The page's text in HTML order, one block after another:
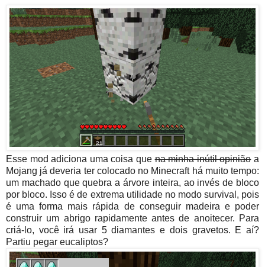
Esse mod adiciona uma coisa quena minha inútil opiniãoa
Mojang já deveria ter colocado no Minecraft há muito tempo:
um machado que quebra a árvore inteira, ao invés de bloco
por bloco. Isso é de extrema utilidade no modo survival, pois
é uma forma mais rápida de conseguir madeira e poder
construir um abrigo rapidamente antes de anoitecer. Para
criá-lo, você irá usar 5 diamantes e dois gravetos. E aí?
Partiu pegar eucaliptos?